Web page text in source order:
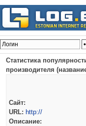
Статистика
производителя
Сайт:
URL: http://
Описание: